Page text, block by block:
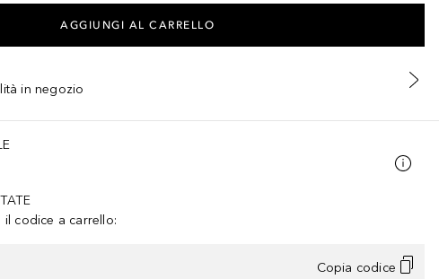
AGGIUNGI AL CARRELLO
in negozio
il codice a carrello:
Copia codice